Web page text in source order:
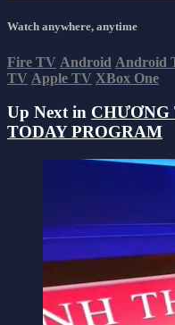
Watch anywhere, anytime
Fire TV Android Android
TV Apple TV XBox One
Up Next in CHƯƠNG
TODAY PROGRAM